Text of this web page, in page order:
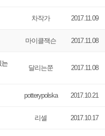
차작가 2017.11.09
마이클잭슨 2017.11.08
는
달리는쭌 2017.11.08
potterypolska 2017.10.21
리셀 2017.10.17